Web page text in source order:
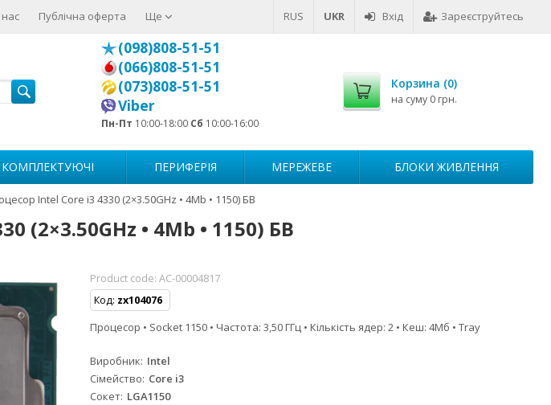
RUS UKR Вхід Зареєструйтесь
Публічна оферта Ще
(098)808-51-51
(066)808-51-51
(073)808-51-51
Viber
Пн-Пт 10:00-18:00 Сб 10:00-16:00
Корзина (0)
на суму 0 грн.
КОМПЛЕКТУЮЧІ ПЕРИФЕРІЯ МЕРЕЖЕВЕ БЛОКИ ЖИВЛЕННЯ
Intel Core i3 4330 (2×3.50GHz • 4Mb • 1150) БВ
(2×3.50GHz • 4Mb • 1150) БВ
Product code:AC-00004817
Код: zx104076
Процесор • Socket 1150 • Частота: 3,50 ГГц • Кількість ядер: 2 • Кеш: 4Мб • Tray
Виробник Intel
Сімейство Core i3
Сокет LGA1150